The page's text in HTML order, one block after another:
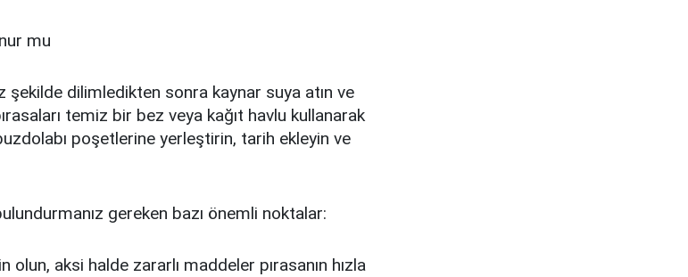
şekilde dilimledikten sonra kaynar suya atın ve
temiz bir bez veya kağıt havlu kullanarak
poşetlerine yerleştirin, tarih ekleyin ve
gereken bazı önemli noktalar:
olun, aksi halde zararlı maddeler pırasanın hızla